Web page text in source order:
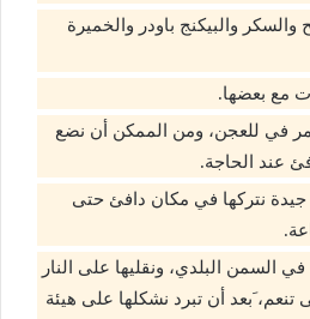
والسكر والبيكنج باودر والخميرة
مع بعضها.
في للعجن، ومن الممكن أن نضع
عند الحاجة.
جيدة نتركها في مكان دافئ حتى
السمن البلدي، ونقليها على النار
تنعم، َبعد أن تبرد نشكلها على هيئة